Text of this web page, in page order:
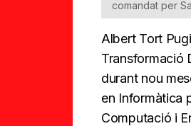
comandat per
Albert Tort
Transformació
durant nou
en Informàtica
Computació i